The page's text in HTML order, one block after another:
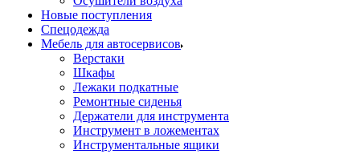
Новые поступления
Спецодежда
Мебель для автосервисов
Верстаки
Шкафы
Лежаки подкатные
Ремонтные сиденья
Держатели для инструмента
Инструмент в ложементах
Инструментальные ящики